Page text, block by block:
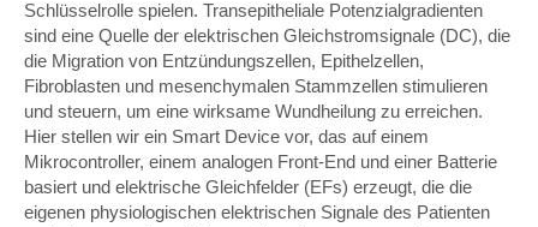
Schlüsselrolle spielen. Transepitheliale Potenzialgradienten
sind eine Quelle der elektrischen Gleichstromsignale (DC), die
die Migration von Entzündungszellen, Epithelzellen,
Fibroblasten und mesenchymalen Stammzellen stimulieren
und steuern, um eine wirksame Wundheilung zu erreichen.
Hier stellen wir ein Smart Device vor, das auf einem
Mikrocontroller, einem analogen Front-End und einer Batterie
basiert und elektrische Gleichfelder (EFs) erzeugt, die die
eigenen physiologischen elektrischen Signale des Patienten